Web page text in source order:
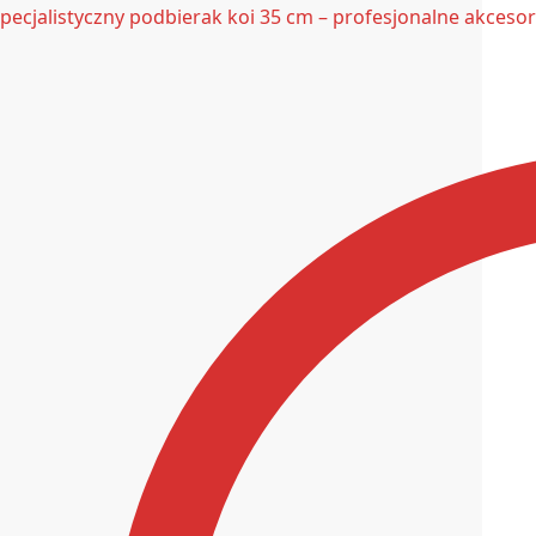
podbierak koi 35 cm – profesjonalne